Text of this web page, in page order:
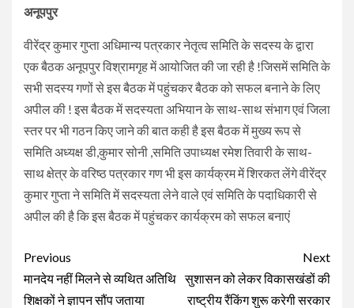
अनूपपुर
वीरेंद्र कुमार गुप्ता अधिमान्य पत्रकार नेतृत्व समिति के सदस्य के द्वारा
एक बैठक अनूपपुर विश्रामगृह में आयोजित की जा रही है !जिसमें समिति के
सभी सदस्य गणों से इस बैठक में पहुंचकर बैठक को सफल बनाने के लिए
अपील की ! इस बैठक में सदस्यता अभियान के साथ-साथ संभाग एवं जिला
स्तर पर भी गठन किए जाने की बात कही है इस बैठक में मुख्य रूप से
समिति अध्यक्ष डी,कुमार सोनी ,समिति उपाध्यक्ष रमेश तिवारी के साथ-
साथ क्षेत्र के वरिष्ठ पत्रकार गण भी इस कार्यक्रम में शिरकत लेंगे वीरेंद्र
कुमार गुप्ता ने समिति में सदस्यता लेने वाले एवं समिति के पदाधिकारी से
अपील की है कि इस बैठक में पहुंचकर कार्यक्रम को सफल बनाएं
Continue
Reading
Previous
मानदेय नहीं मिलने से व्यथित अतिथि
शिक्षकों ने ज्ञापन सौंप जताया
Next
सुशासन को लेकर विकासखंडों की
राष्ट्रीय रैंकिंग शुरू करेगी सरकार